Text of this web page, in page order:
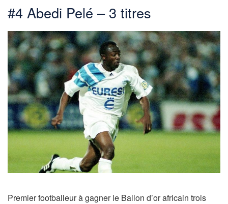
#4 Abedi Pelé – 3 titres
Premier footballeur à gagner le Ballon d’or africain trois